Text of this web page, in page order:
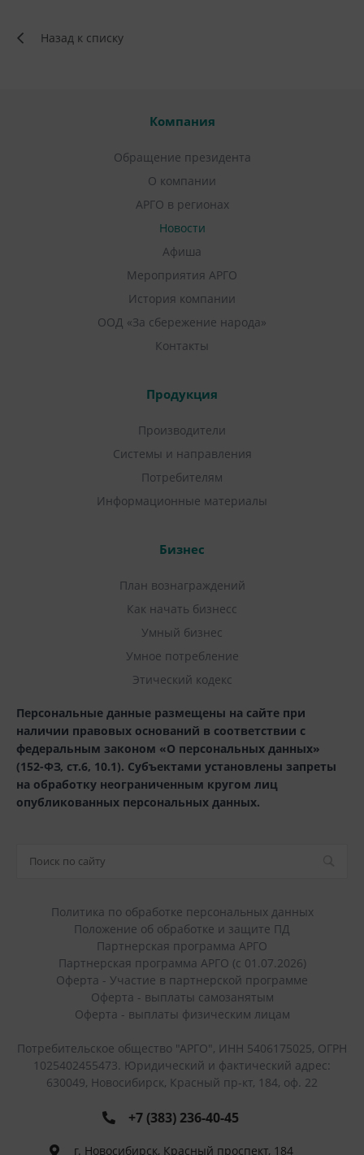
Назад к списку
Компания
Обращение президента
О компании
АРГО в регионах
Новости
Афиша
Мероприятия АРГО
История компании
ООД «За сбережение народа»
Контакты
Продукция
Производители
Системы и направления
Потребителям
Информационные материалы
Бизнес
План вознаграждений
Как начать бизнесс
Умный бизнес
Умное потребление
Этический кодекс
Персональные данные размещены на сайте при
наличии правовых оснований в соответствии с
федеральным законом «О персональных данных»
(152-ФЗ, ст.6, 10.1). Субъектами установлены запреты
на обработку неограниченным кругом лиц
опубликованных персональных данных.
Политика по обработке персональных данных
Положение об обработке и защите ПД
Партнерская программа АРГО
Партнерская программа АРГО (с 01.07.2026)
Оферта - Участие в партнерской программе
Оферта - выплаты самозанятым
Оферта - выплаты физическим лицам
Потребительское общество "АРГО", ИНН 5406175025, ОГРН
1025402455473. Юридический и фактический адрес:
630049, Новосибирск, Красный пр-кт, 184, оф. 22
+7 (383) 236-40-45
г. Новосибирск, Красный проспект, 184